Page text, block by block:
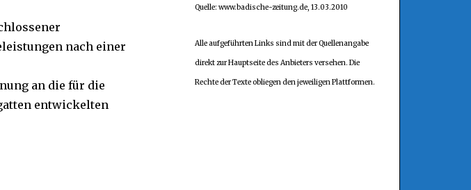
nach einer
an die für die
entwickelten
Quelle: www.badische-zeitung.de, 13.03.2010
Alle aufgeführten Links sind mit der Quellenangabe
direkt zur Hauptseite des Anbieters versehen. Die
Rechte der Texte obliegen den jeweiligen Plattformen.